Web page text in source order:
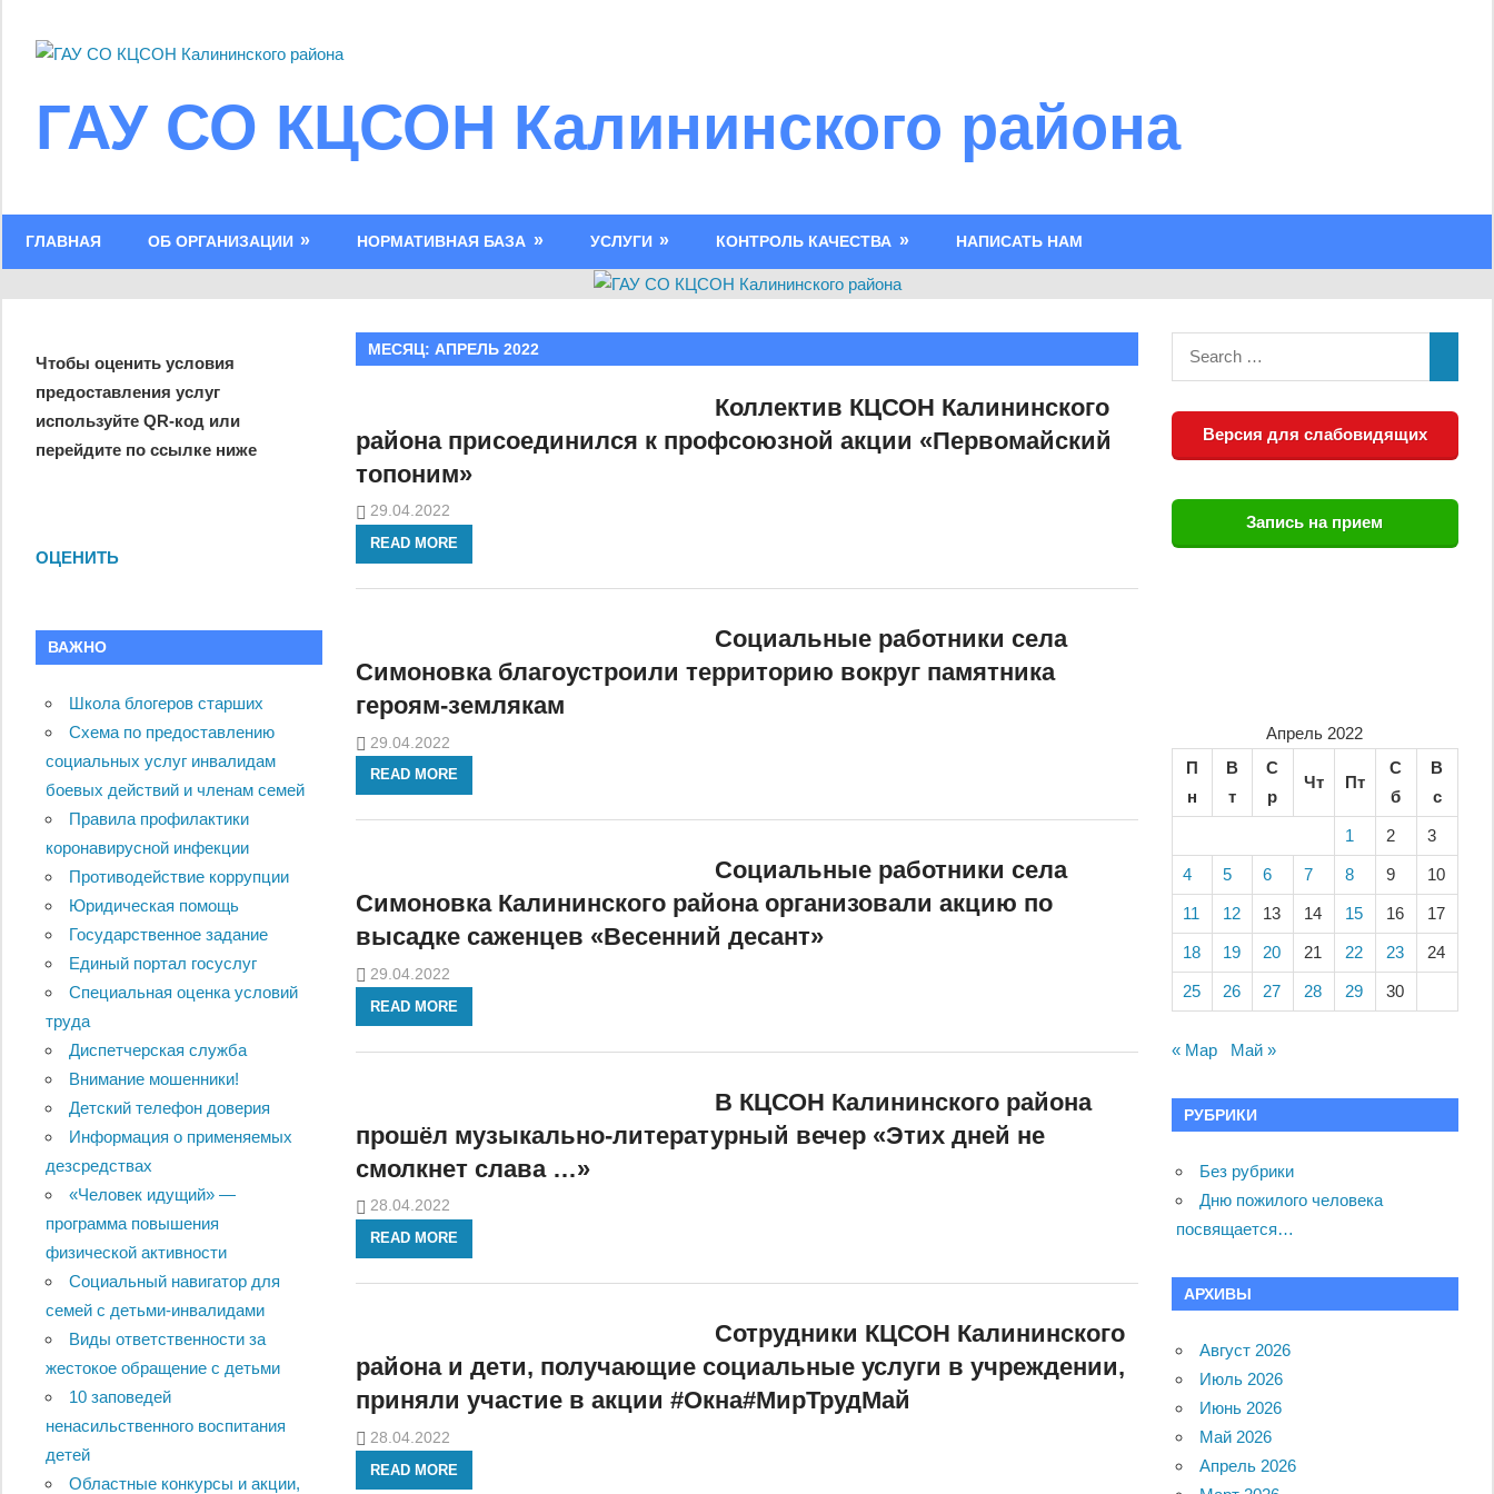
ГАУ СО КЦСОН Калининского района
ГЛАВНАЯ ОБ ОРГАНИЗАЦИИ НОРМАТИВНАЯ БАЗА УСЛУГИ КОНТРОЛЬ КАЧЕСТВА НАПИСАТЬ НАМ
МЕСЯЦ:АПРЕЛЬ 2022
Коллектив КЦСОН Калининского
района присоединился к профсоюзной акции «Первомайский
топоним»
29.04.2022
READ MORE
Социальные работники села
Симоновка благоустроили территорию вокруг памятника
героям-землякам
29.04.2022
READ MORE
Социальные работники села
Симоновка Калининского района организовали акцию по
высадке саженцев «Весенний десант»
29.04.2022
READ MORE
В КЦСОН Калининского района
прошёл музыкально-литературный вечер «Этих дней не
смолкнет слава …»
28.04.2022
READ MORE
Сотрудники КЦСОН Калининского
района и дети, получающие социальные услуги в учреждении,
приняли участие в акции #Окна#МирТрудМай
28.04.2022
READ MORE
Чтобы оценить условия
предоставления услуг
используйте QR-код или
перейдите по ссылке ниже
ОЦЕНИТЬ
ВАЖНО
Школа блогеров старших
Схема по предоставлению
социальных услуг инвалидам
боевых действий и членам семей
Правила профилактики
коронавирусной инфекции
Противодействие коррупции
Юридическая помощь
Государственное задание
Единый портал госуслуг
Специальная оценка условий
труда
Диспетчерская служба
Внимание мошенники!
Детский телефон доверия
Информация о применяемых
дезсредствах
«Человек идущий» —
программа повышения
физической активности
Социальный навигатор для
семей с детьми-инвалидами
Виды ответственности за
жестокое обращение с детьми
10 заповедей
ненасильственного воспитания
детей
Областные конкурсы и акции,
Версия для слабовидящих
Запись на прием
Апрель 2022
П
н
В
т
С
р
Чт Пт
С
б
В
с
1 2 3
4 5 6 7 8 9 10
11 12 13 14 15 16 17
18 19 20 21 22 23 24
25 26 27 28 29 30
« Мар Май »
РУБРИКИ
Без рубрики
Дню пожилого человека
посвящается…
АРХИВЫ
Август 2026
Июль 2026
Июнь 2026
Май 2026
Апрель 2026